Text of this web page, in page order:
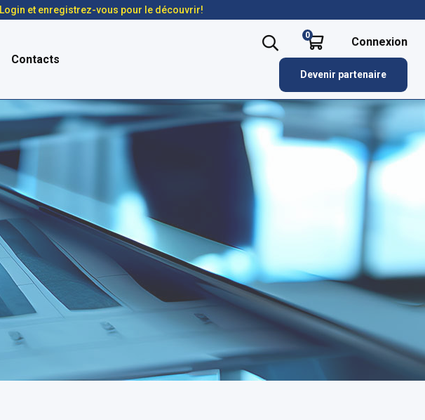
et enregistrez-vous pour le découvrir!
Contacts
0 Connexion
Devenir partenaire